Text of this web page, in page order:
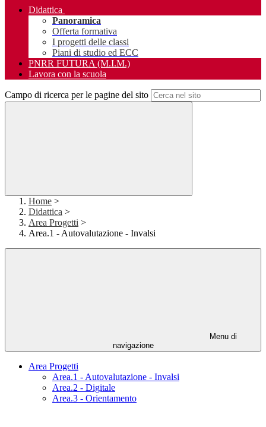
Didattica
Panoramica
Offerta formativa
I progetti delle classi
Piani di studio ed ECC
PNRR FUTURA (M.I.M.)
Lavora con la scuola
Campo di ricerca per le pagine del sito
Home >
Didattica >
Area Progetti >
Area.1 - Autovalutazione - Invalsi
Menu di
navigazione
Area Progetti
Area.1 - Autovalutazione - Invalsi
Area.2 - Digitale
Area.3 - Orientamento